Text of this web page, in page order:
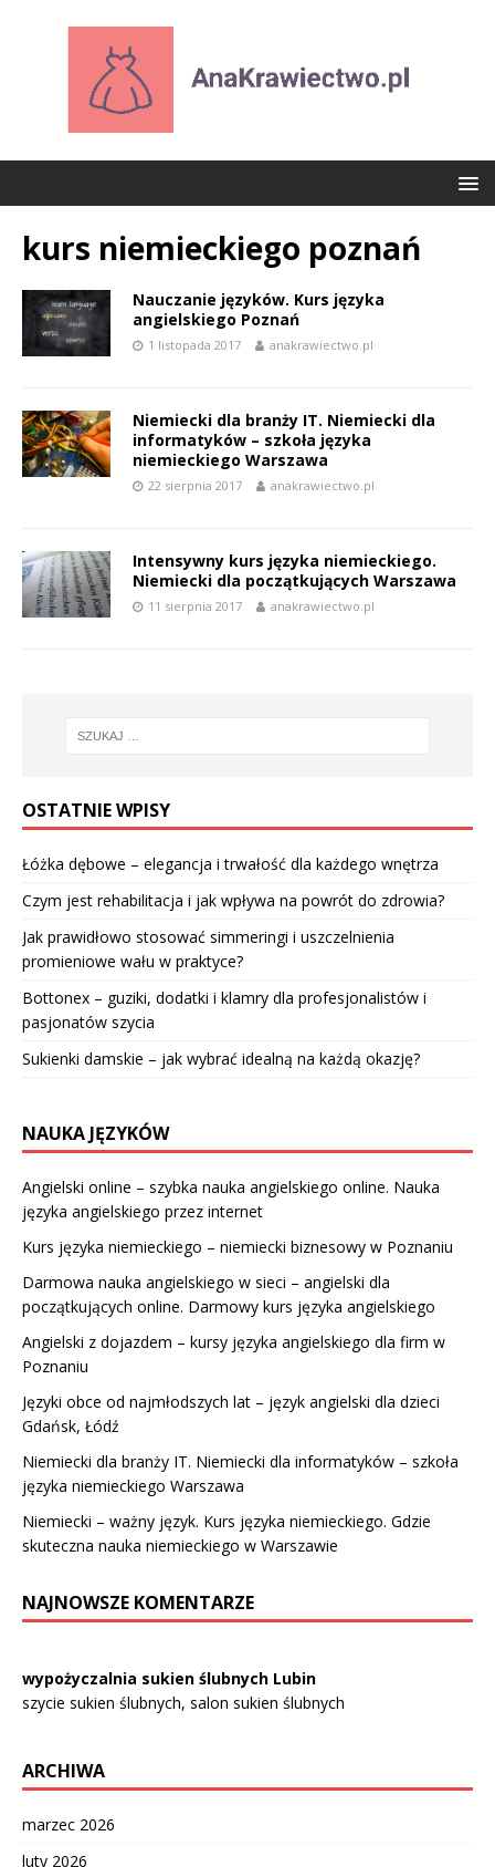
kurs niemieckiego poznań
Nauczanie języków. Kurs języka
angielskiego Poznań
1 listopada 2017 anakrawiectwo.pl
Niemiecki dla branży IT. Niemiecki dla
informatyków – szkoła języka
niemieckiego Warszawa
22 sierpnia 2017 anakrawiectwo.pl
Intensywny kurs języka niemieckiego.
Niemiecki dla początkujących Warszawa
11 sierpnia 2017 anakrawiectwo.pl
OSTATNIE WPISY
Łóżka dębowe – elegancja i trwałość dla każdego wnętrza
Czym jest rehabilitacja i jak wpływa na powrót do zdrowia?
Jak prawidłowo stosować simmeringi i uszczelnienia
promieniowe wału w praktyce?
Bottonex – guziki, dodatki i klamry dla profesjonalistów i
pasjonatów szycia
Sukienki damskie – jak wybrać idealną na każdą okazję?
NAUKA JĘZYKÓW
Angielski online – szybka nauka angielskiego online. Nauka
języka angielskiego przez internet
Kurs języka niemieckiego – niemiecki biznesowy w Poznaniu
Darmowa nauka angielskiego w sieci – angielski dla
początkujących online. Darmowy kurs języka angielskiego
Angielski z dojazdem – kursy języka angielskiego dla firm w
Poznaniu
Języki obce od najmłodszych lat – język angielski dla dzieci
Gdańsk, Łódź
Niemiecki dla branży IT. Niemiecki dla informatyków – szkoła
języka niemieckiego Warszawa
Niemiecki – ważny język. Kurs języka niemieckiego. Gdzie
skuteczna nauka niemieckiego w Warszawie
NAJNOWSZE KOMENTARZE
wypożyczalnia sukien ślubnych Lubin
szycie sukien ślubnych, salon sukien ślubnych
ARCHIWA
marzec 2026
luty 2026